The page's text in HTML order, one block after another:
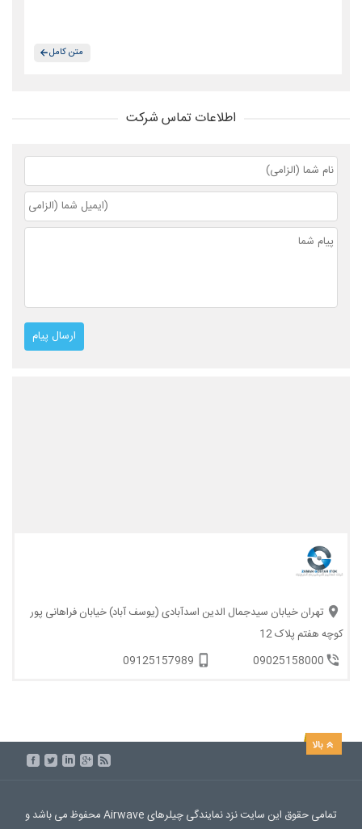
متن کامل
اطلاعات تماس شرکت
تهران خیابان سیدجمال الدین اسدآبادی (یوسف آباد) خیابان فراهانی پور
کوچه هفتم پلاک 12
09025158000
09125157989
تمامی حقوق این سایت نزد نمایندگی چیلرهای Airwave محفوظ می باشد و